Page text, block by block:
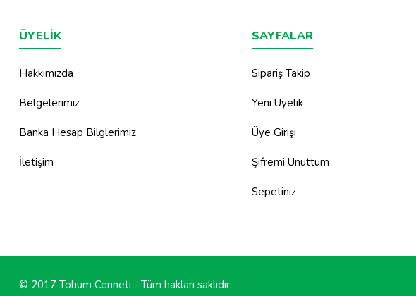
ÜYELİK
Hakkımızda
Belgelerimiz
Banka Hesap Bilglerimiz
İletişim
SAYFALAR
Sipariş Takip
Yeni Üyelik
Üye Girişi
Şifremi Unuttum
Sepetiniz
© 2017 Tohum Cenneti - Tüm hakları saklıdır.